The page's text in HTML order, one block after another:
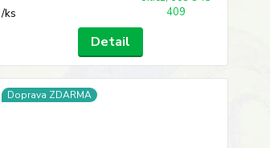
/ks
409
Detail
Doprava ZDARMA